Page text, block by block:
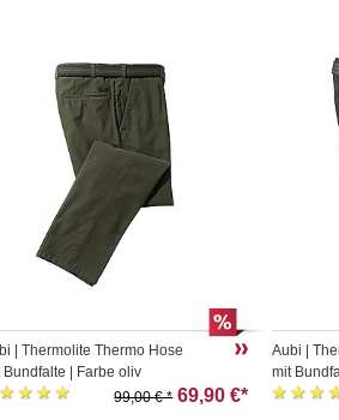
| Thermolite Thermo Hose
Bundfalte | Farbe oliv
99,00 € *69,90 €*
Aubi |
mit